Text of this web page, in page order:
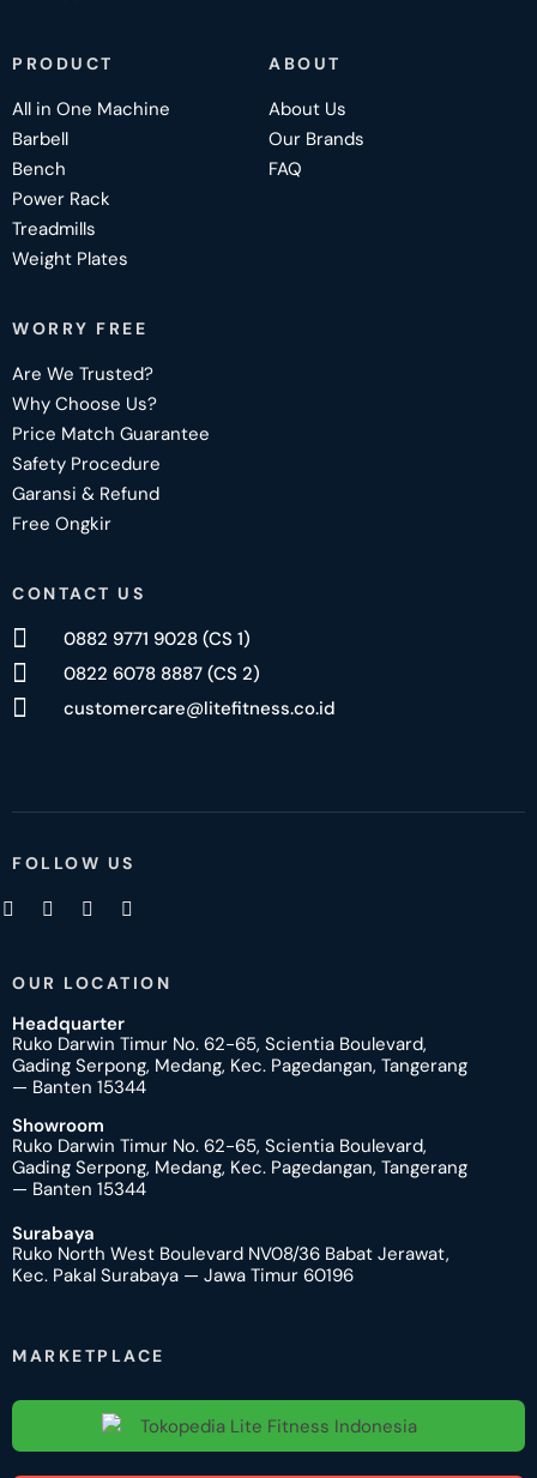
PRODUCT
All in One Machine
Barbell
Bench
Power Rack
Treadmills
Weight Plates
ABOUT
About Us
Our Brands
FAQ
WORRY FREE
Are We Trusted?
Why Choose Us?
Price Match Guarantee
Safety Procedure
Garansi & Refund
Free Ongkir
CONTACT US
0882 9771 9028 (CS 1)
0822 6078 8887 (CS 2)
customercare@litefitness.co.id
FOLLOW US
OUR LOCATION
Headquarter
Ruko Darwin Timur No. 62-65, Scientia Boulevard,
Gading Serpong, Medang, Kec. Pagedangan, Tangerang
— Banten 15344
Showroom
Ruko Darwin Timur No. 62-65, Scientia Boulevard,
Gading Serpong, Medang, Kec. Pagedangan, Tangerang
— Banten 15344
Surabaya
Ruko North West Boulevard NV08/36 Babat Jerawat,
Kec. Pakal Surabaya — Jawa Timur 60196
MARKETPLACE